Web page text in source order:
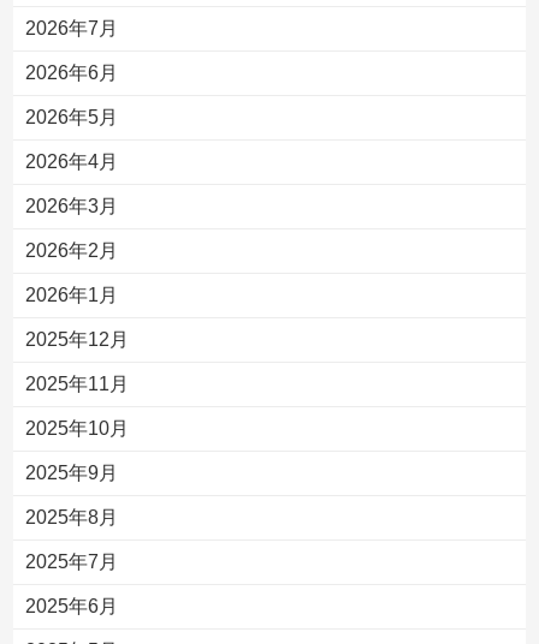
2026年7月
2026年6月
2026年5月
2026年4月
2026年3月
2026年2月
2026年1月
2025年12月
2025年11月
2025年10月
2025年9月
2025年8月
2025年7月
2025年6月